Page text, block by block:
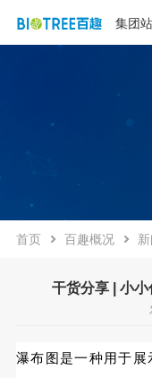
集团
首页 百趣概况
干货分享 | 小
瀑布图是一种用于